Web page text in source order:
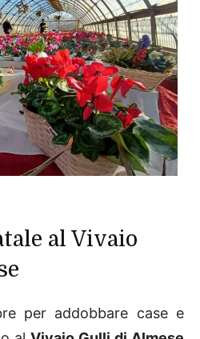
al Vivaio
per addobbare case e